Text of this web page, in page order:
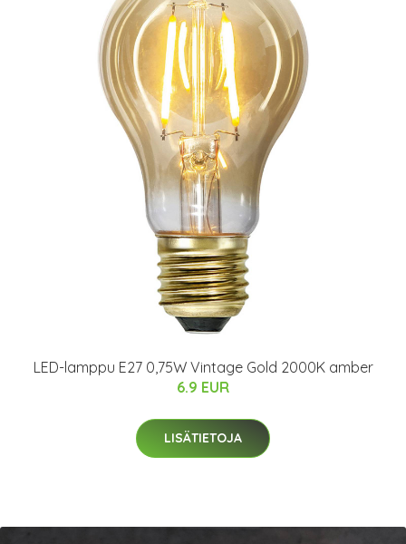
LED-lamppu E27 0,75W Vintage Gold 2000K amber
6.9 EUR
LISÄTIETOJA